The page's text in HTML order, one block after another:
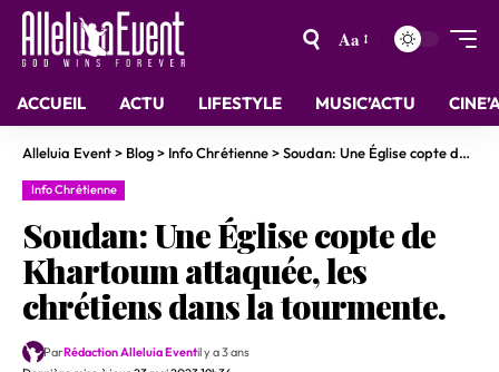
Aa
ACCUEIL ACTU LIFESTYLE MUSIC’ACTU
Alleluia Event> Blog> Info Chrétienne>Soudan: Une Église copte de Khartoum attaquée, les chrétiens dans la tourmente.
Info Chrétienne
Soudan: Une Église copte de
Khartoum attaquée, les
chrétiens dans la tourmente.
ParRédaction Alleluia Eventil y a 3 ans